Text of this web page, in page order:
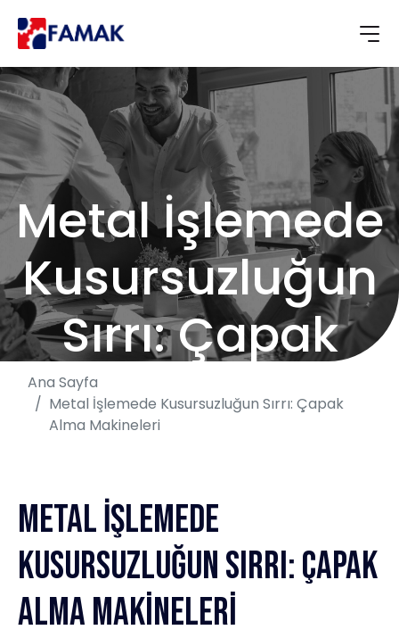
Metal İşlemede
Kusursuzluğun
Sırrı: Çapak
Alma Makineleri
Ana Sayfa
Metal İşlemede Kusursuzluğun Sırrı: Çapak
Alma Makineleri
Metal İşlemede
Kusursuzluğun Sırrı: Çapak
Alma Makineleri